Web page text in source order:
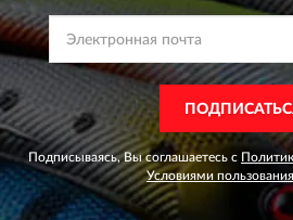
Подписываясь, Вы соглашаетесь с
Условиями пользования